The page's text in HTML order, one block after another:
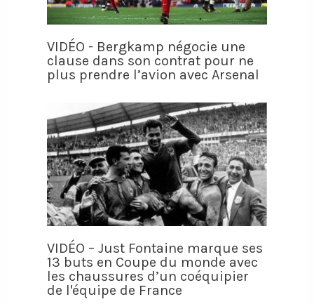
VIDÉO - Bergkamp négocie une
clause dans son contrat pour ne
plus prendre l’avion avec Arsenal
VIDÉO – Just Fontaine marque ses
13 buts en Coupe du monde avec
les chaussures d’un coéquipier
de l'équipe de France